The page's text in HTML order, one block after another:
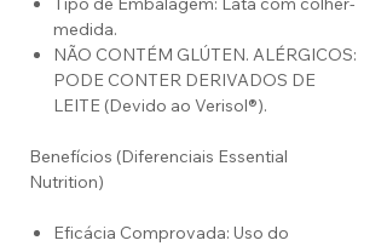
medida.
NÃO CONTÉM GLÚTEN. ALÉRGICOS:
PODE CONTER DERIVADOS DE
LEITE (Devido ao Verisol®).
Benefícios (Diferenciais Essential
Nutrition)
Eficácia Comprovada: Uso do